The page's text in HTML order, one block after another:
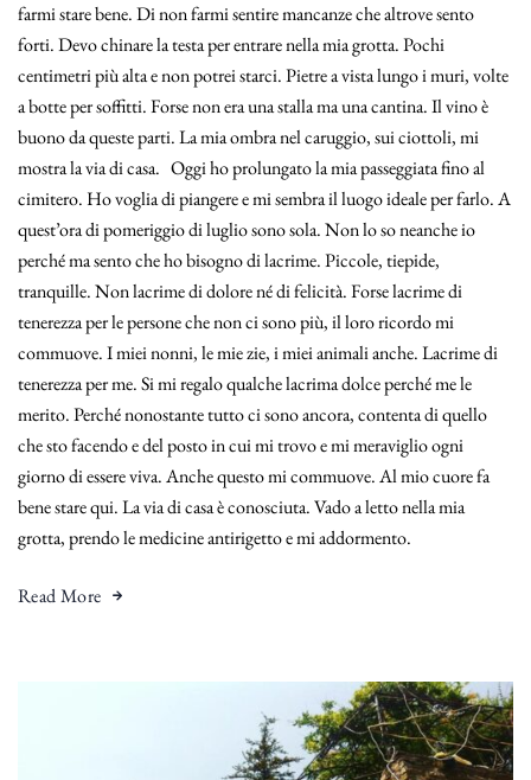
farmi stare bene. Di non farmi sentire mancanze che altrove sento
forti. Devo chinare la testa per entrare nella mia grotta. Pochi
centimetri più alta e non potrei starci. Pietre a vista lungo i muri, volte
a botte per soffitti. Forse non era una stalla ma una cantina. Il vino è
buono da queste parti. La mia ombra nel caruggio, sui ciottoli, mi
mostra la via di casa. Oggi ho prolungato la mia passeggiata fino al
cimitero. Ho voglia di piangere e mi sembra il luogo ideale per farlo. A
quest’ora di pomeriggio di luglio sono sola. Non lo so neanche io
perché ma sento che ho bisogno di lacrime. Piccole, tiepide,
tranquille. Non lacrime di dolore né di felicità. Forse lacrime di
tenerezza per le persone che non ci sono più, il loro ricordo mi
commuove. I miei nonni, le mie zie, i miei animali anche. Lacrime di
tenerezza per me. Si mi regalo qualche lacrima dolce perché me le
merito. Perché nonostante tutto ci sono ancora, contenta di quello
che sto facendo e del posto in cui mi trovo e mi meraviglio ogni
giorno di essere viva. Anche questo mi commuove. Al mio cuore fa
bene stare qui. La via di casa è conosciuta. Vado a letto nella mia
grotta, prendo le medicine antirigetto e mi addormento.
Read More